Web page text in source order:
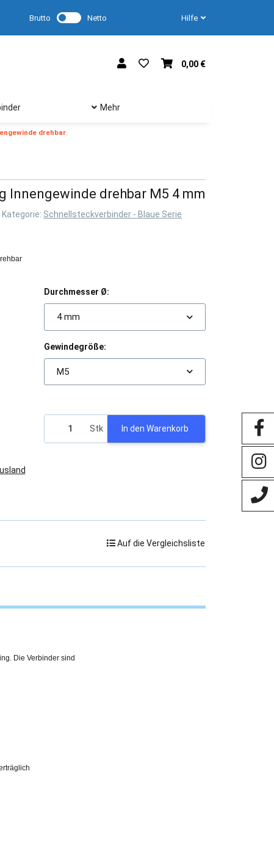
Brutto Netto Hilfe
0,00 €
Mehr
drehbar
Innengewinde drehbar M5 4 mm
Kategorie: Schnellsteckverbinder - Blaue Serie
Durchmesser Ø:
4 mm
Gewindegröße:
M5
Stk In den Warenkorb
Auf die Vergleichsliste
Die Verbinder sind